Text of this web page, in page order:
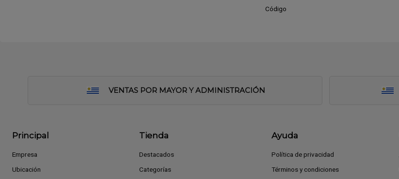
Código
VENTAS POR MAYOR Y ADMINISTRACIÓN
Principal
Empresa
Ubicación
Tienda
Destacados
Categorías
Ayuda
Política de privacidad
Términos y condiciones